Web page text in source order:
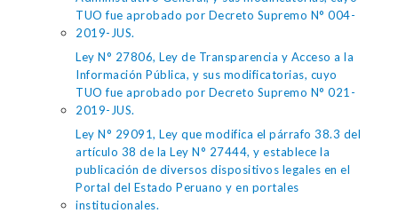
TUO fue aprobado por Decreto Supremo N° 004-
2019-JUS.
Ley N° 27806, Ley de Transparencia y Acceso a la
Información Pública, y sus modificatorias, cuyo
TUO fue aprobado por Decreto Supremo N° 021-
2019-JUS.
Ley N° 29091, Ley que modifica el párrafo 38.3 del
artículo 38 de la Ley N° 27444, y establece la
publicación de diversos dispositivos legales en el
Portal del Estado Peruano y en portales
institucionales.